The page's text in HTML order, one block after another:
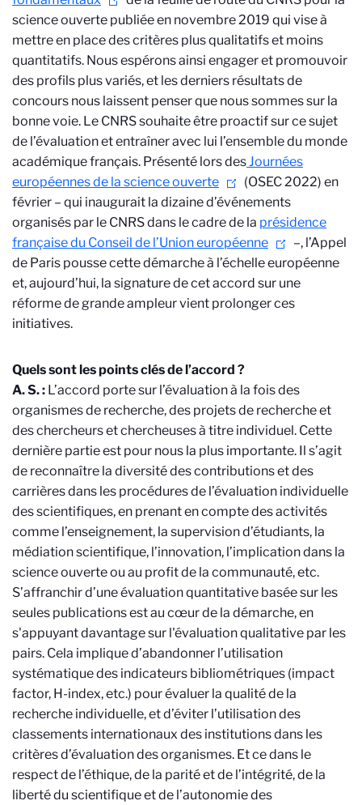
science ouverte publiée en novembre 2019 qui vise à
mettre en place des critères plus qualitatifs et moins
quantitatifs. Nous espérons ainsi engager et promouvoir
des profils plus variés, et les derniers résultats de
concours nous laissent penser que nous sommes sur la
bonne voie. Le CNRS souhaite être proactif sur ce sujet
de l’évaluation et entraîner avec lui l’ensemble du monde
académique français. Présenté lors desJournées
européennes de la science ouverte
(OSEC 2022) en
février – qui inaugurait la dizaine d’événements
organisés par le CNRS dans le cadre de la présidence
française du Conseil de l’Union européenne
–, l’Appel
de Paris pousse cette démarche à l’échelle européenne
et, aujourd’hui, la signature de cet accord sur une
réforme de grande ampleur vient prolonger ces
initiatives.
Quels sont les points clés de l’accord ?
A. S. : L’accord porte sur l’évaluation à la fois des
organismes de recherche, des projets de recherche et
des chercheurs et chercheuses à titre individuel. Cette
dernière partie est pour nous la plus importante. Il s’agit
de reconnaître la diversité des contributions et des
carrières dans les procédures de l’évaluation individuelle
des scientifiques, en prenant en compte des activités
comme l’enseignement, la supervision d’étudiants, la
médiation scientifique, l’innovation, l’implication dans la
science ouverte ou au profit de la communauté, etc.
S’affranchir d’une évaluation quantitative basée sur les
seules publications est au cœur de la démarche, en
s'appuyant davantage sur l'évaluation qualitative par les
pairs. Cela implique d’abandonner l’utilisation
systématique des indicateurs bibliométriques (impact
factor, H-index, etc.) pour évaluer la qualité de la
recherche individuelle, et d’éviter l’utilisation des
classements internationaux des institutions dans les
critères d’évaluation des organismes. Et ce dans le
respect de l’éthique, de la parité et de l’intégrité, de la
liberté du scientifique et de l’autonomie des